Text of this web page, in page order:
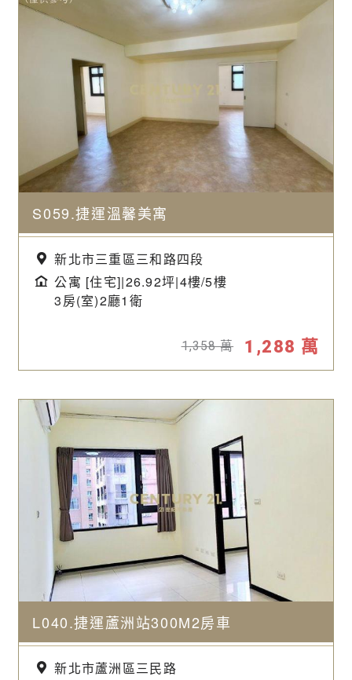
S059.捷運溫馨美寓
新北市三重區三和路四段
公寓 [住宅]|26.92坪|4樓/5樓
3房(室)2廳1衛
1,358萬 1,288 萬
L040.捷運蘆洲站300M2房車
新北市蘆洲區三民路